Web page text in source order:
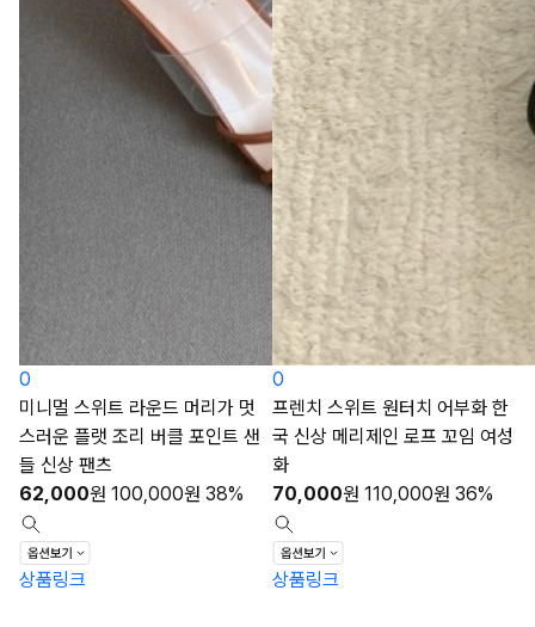
0
미니멀 스위트 라운드 머리가 멋
스러운 플랫 조리 버클 포인트 샌
들 신상 팬츠
62,000원 100,000원 38%
상품링크
0
프렌치 스위트 원터치 어부화 한
국 신상 메리제인 로프 꼬임 여성
화
70,000원 110,000원 36%
상품링크